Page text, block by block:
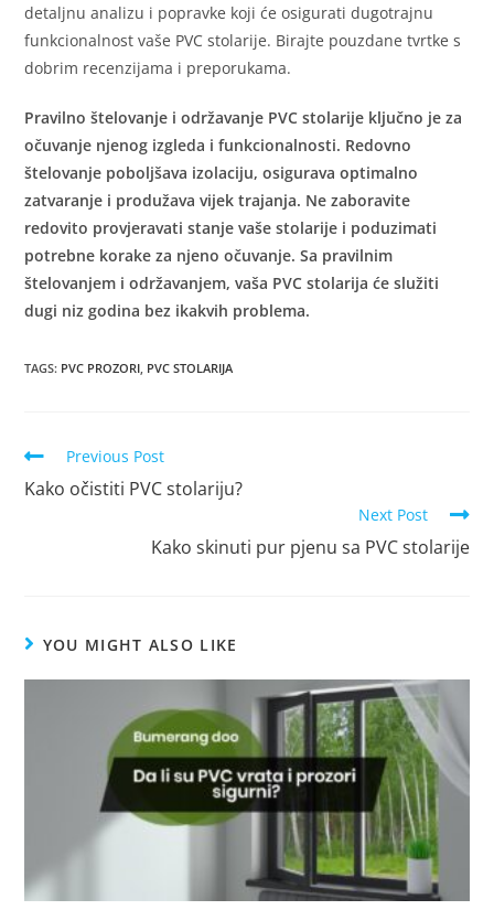
detaljnu analizu i popravke koji će osigurati dugotrajnu
funkcionalnost vaše PVC stolarije. Birajte pouzdane tvrtke s
dobrim recenzijama i preporukama.
Pravilno štelovanje i održavanje PVC stolarije ključno je za
očuvanje njenog izgleda i funkcionalnosti. Redovno
štelovanje poboljšava izolaciju, osigurava optimalno
zatvaranje i produžava vijek trajanja. Ne zaboravite
redovito provjeravati stanje vaše stolarije i poduzimati
potrebne korake za njeno očuvanje. Sa pravilnim
štelovanjem i održavanjem, vaša PVC stolarija će služiti
dugi niz godina bez ikakvih problema.
TAGS: PVC PROZORI PVC STOLARIJA
Previous Post
Kako očistiti PVC stolariju?
Next Post
Kako skinuti pur pjenu sa PVC stolarije
YOU MIGHT ALSO LIKE